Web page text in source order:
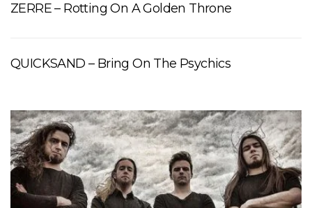
ZERRE – Rotting On A Golden Throne
QUICKSAND – Bring On The Psychics